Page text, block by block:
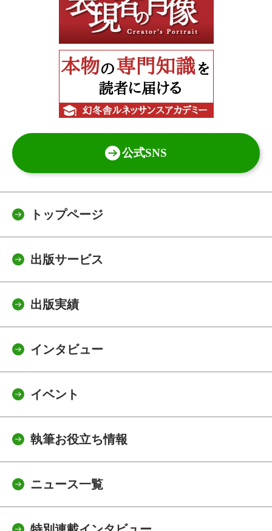
公式SNS
トップページ
出版サービス
出版実績
インタビュー
イベント
執筆お役立ち情報
ニュース一覧